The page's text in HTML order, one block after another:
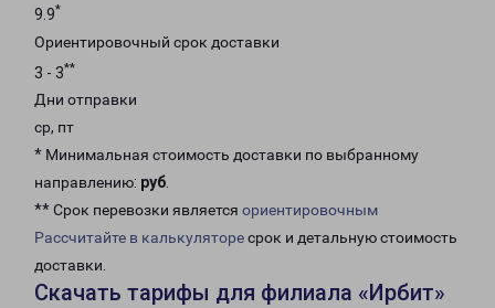
9.9*
Ориентировочный срок доставки
3 - 3**
Дни отправки
ср, пт
* Минимальная стоимость доставки по выбранному
направлению: руб.
** Срок перевозки является ориентировочным
Рассчитайте в калькуляторесрок и детальную стоимость
доставки.
Скачать тарифы для филиала «Ирбит»